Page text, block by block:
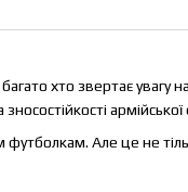
хто звертає увагу
Але це не